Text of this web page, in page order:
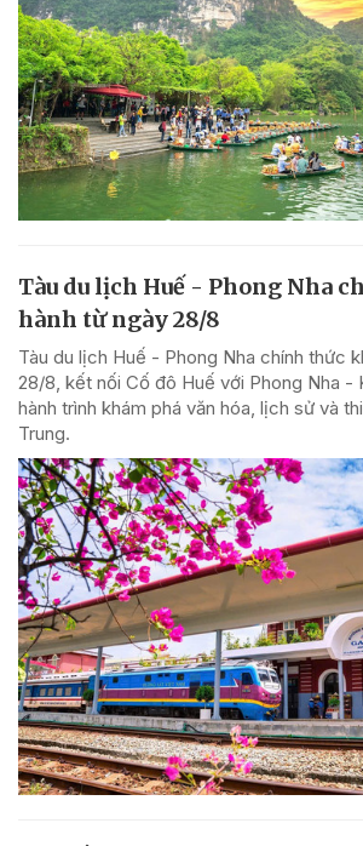
Tàu du lịch Huế - Phong Nha
hành từ ngày 28/8
Tàu du lịch Huế - Phong Nha chính thức
28/8, kết nối Cố đô Huế với Phong Nha -
hành trình khám phá văn hóa, lịch sử và
Trung.